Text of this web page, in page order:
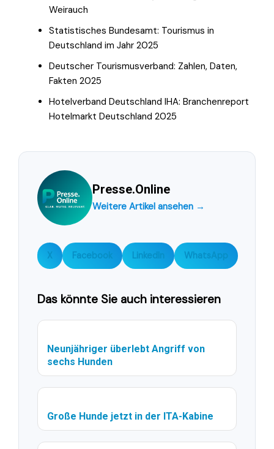
Weirauch
Statistisches Bundesamt: Tourismus in
Deutschland im Jahr 2025
Deutscher Tourismusverband: Zahlen, Daten,
Fakten 2025
Hotelverband Deutschland IHA: Branchenreport
Hotelmarkt Deutschland 2025
Presse.Online
Weitere Artikel ansehen →
X Facebook LinkedIn WhatsApp
Das könnte Sie auch interessieren
Neunjähriger überlebt Angriff von
sechs Hunden
Große Hunde jetzt in der ITA-Kabine